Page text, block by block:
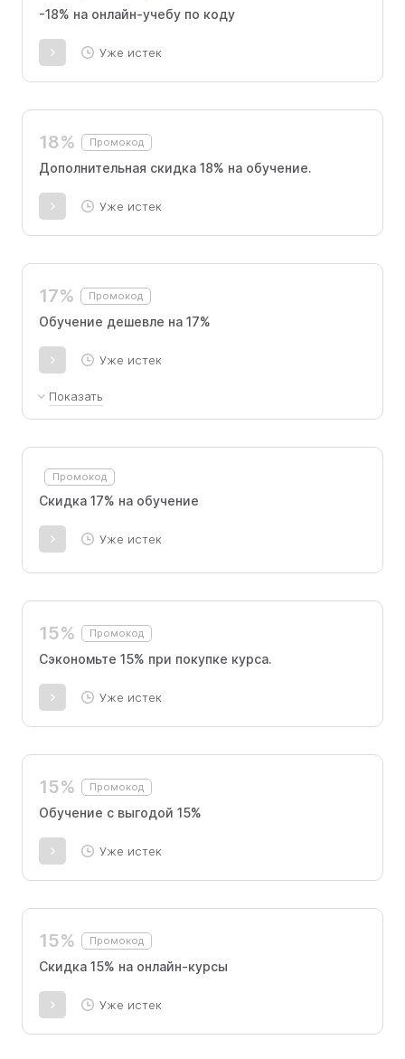
-18% на онлайн-учебу по коду
Уже истек
18% Промокод
Дополнительная скидка 18% на обучение.
Уже истек
17% Промокод
Обучение дешевле на 17%
Уже истек
Показать
размере 17%.
Промокод
Скидка 17% на обучение
Уже истек
15% Промокод
Сэкономьте 15% при покупке курса.
Уже истек
15% Промокод
Обучение с выгодой 15%
Уже истек
15% Промокод
Скидка 15% на онлайн-курсы
Уже истек